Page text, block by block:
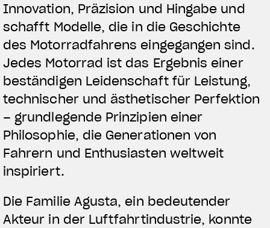
Innovation, Präzision und Hingabe und
schafft Modelle, die in die Geschichte
des Motorradfahrens eingegangen sind.
Jedes Motorrad ist das Ergebnis einer
beständigen Leidenschaft für Leistung,
technischer und ästhetischer Perfektion
– grundlegende Prinzipien einer
Philosophie, die Generationen von
Fahrern und Enthusiasten weltweit
inspiriert.
Die Familie Agusta, ein bedeutender
Akteur in der Luftfahrtindustrie, konnte